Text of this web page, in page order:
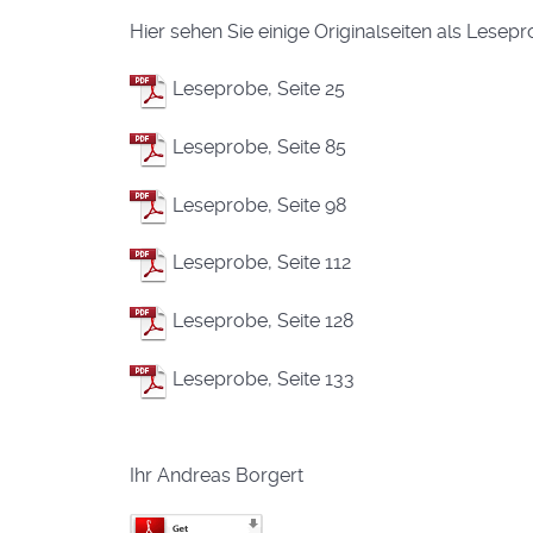
Hier sehen Sie einige Originalseiten als
Leseprobe, Seite 25
Leseprobe, Seite 85
Leseprobe, Seite 98
Leseprobe, Seite 112
Leseprobe, Seite 128
Leseprobe, Seite 133
Ihr Andreas Borgert